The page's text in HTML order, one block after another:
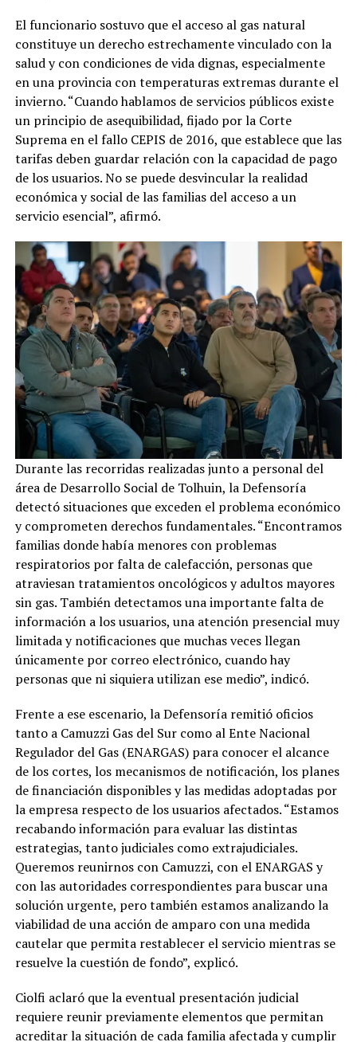
El funcionario sostuvo que el acceso al gas natural
constituye un derecho estrechamente vinculado con la
salud y con condiciones de vida dignas, especialmente
en una provincia con temperaturas extremas durante el
invierno. “Cuando hablamos de servicios públicos existe
un principio de asequibilidad, fijado por la Corte
Suprema en el fallo CEPIS de 2016, que establece que las
tarifas deben guardar relación con la capacidad de pago
de los usuarios. No se puede desvincular la realidad
económica y social de las familias del acceso a un
servicio esencial”, afirmó.
Durante las recorridas realizadas junto a personal del
área de Desarrollo Social de Tolhuin, la Defensoría
detectó situaciones que exceden el problema económico
y comprometen derechos fundamentales. “Encontramos
familias donde había menores con problemas
respiratorios por falta de calefacción, personas que
atraviesan tratamientos oncológicos y adultos mayores
sin gas. También detectamos una importante falta de
información a los usuarios, una atención presencial muy
limitada y notificaciones que muchas veces llegan
únicamente por correo electrónico, cuando hay
personas que ni siquiera utilizan ese medio”, indicó.
Frente a ese escenario, la Defensoría remitió oficios
tanto a Camuzzi Gas del Sur como al Ente Nacional
Regulador del Gas (ENARGAS) para conocer el alcance
de los cortes, los mecanismos de notificación, los planes
de financiación disponibles y las medidas adoptadas por
la empresa respecto de los usuarios afectados. “Estamos
recabando información para evaluar las distintas
estrategias, tanto judiciales como extrajudiciales.
Queremos reunirnos con Camuzzi, con el ENARGAS y
con las autoridades correspondientes para buscar una
solución urgente, pero también estamos analizando la
viabilidad de una acción de amparo con una medida
cautelar que permita restablecer el servicio mientras se
resuelve la cuestión de fondo”, explicó.
Ciolfi aclaró que la eventual presentación judicial
requiere reunir previamente elementos que permitan
acreditar la situación de cada familia afectada y cumplir